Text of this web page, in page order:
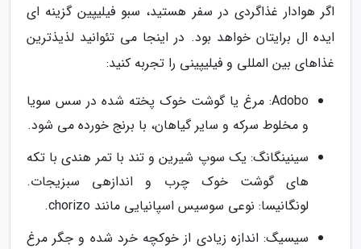
اگر هوادار غذاگردی در سفر هستید، سبو فیلیپین گزینه ای
ایده ال برایتان خواهد بود. در اینجا می تئوانید لذیذترین
غذاهای بین المللی و فیلیپینی را تجربه کنید:
Adobo: مرغ یا گوشت خوک پخته شده در سس سویا
و مخلوط سرکه و سایر گیاهان، با برنج خورده می شود.
سینینگانگ: یک سوپ شیرین و تند با تمر هندی با تکه
های گوشت خوک چرب و اندازهی سبزیجات.
لونگانیسا: نوعی سوسیس اسپانیایی مانند chorizo.
سیسیگ: اندازه زیادی از خوکچه خرد شده و جگر مرغ